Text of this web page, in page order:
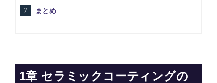
まとめ
1章 セラミックコーティングの